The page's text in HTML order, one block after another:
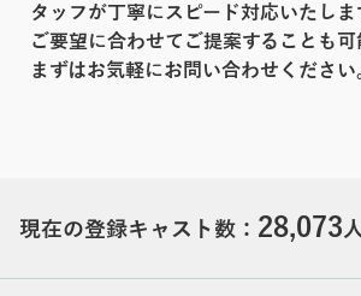
タッフが丁寧にスピード対応いたしま
ご要望に合わせてご提案することも可
まずはお気軽にお問い合わせください
現在の登録キャスト数： 28,073